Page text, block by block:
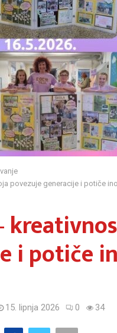
povezuje generacije i potiče
i potiče
15. lipnja 2026 0 34